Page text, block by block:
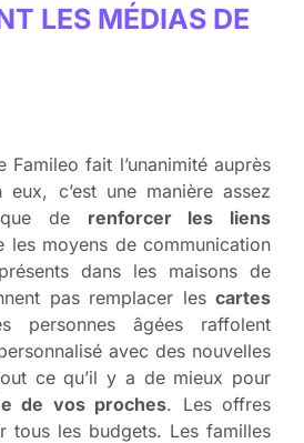
LES MÉDIAS DE
Famileo fait l’unanimité auprès
eux, c’est une manière assez
de renforcer les liens
les moyens de communication
dans les maisons de
pas remplacer les cartes
personnes âgées raffolent
avec des nouvelles
ce qu’il y a de mieux pour
de vos proches. Les offres
tous les budgets. Les familles